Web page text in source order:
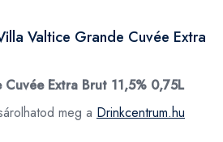
Valtice Grande Cuvée Extra
Extra Brut 11,5% 0,75L
meg a Drinkcentrum.hu